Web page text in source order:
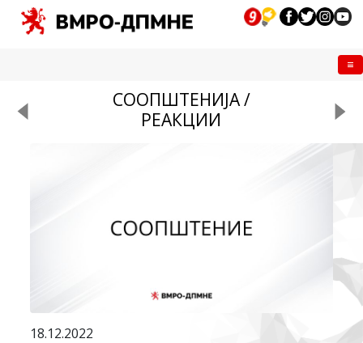
СООПШТЕНИЈА /
РЕАКЦИИ
18.12.2022